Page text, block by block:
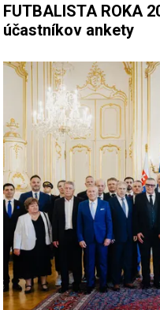
FUTBALISTA ROKA
účastníkov ankety